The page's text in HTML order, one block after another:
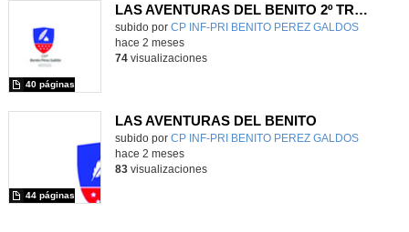
LAS AVENTURAS DEL BENITO 2º TRIMESTRE 2025-2026
Contenido educativo.
subido por CP INF-PRI BENITO PEREZ GALDOS
40 páginas
-
hace 2 meses
74visualizaciones
LAS AVENTURAS DEL BENITO
Contenido educativo.
subido por CP INF-PRI BENITO PEREZ GALDOS
44 páginas
-
hace 2 meses
83visualizaciones